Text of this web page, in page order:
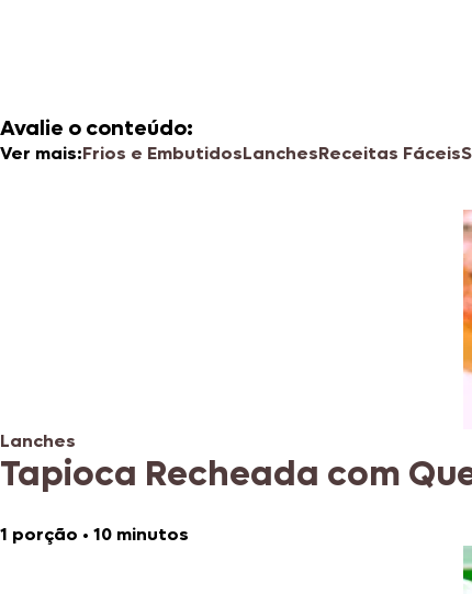
Avalie o conteúdo:
Ver mais:Frios e EmbutidosLanchesReceitas Fáceis
Lanches
Tapioca Recheada com
1 porção • 10 minutos